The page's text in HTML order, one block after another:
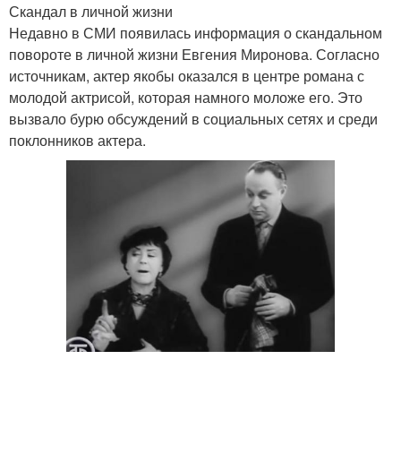
Скандал в личной жизни
Недавно в СМИ появилась информация о скандальном
повороте в личной жизни Евгения Миронова. Согласно
источникам, актер якобы оказался в центре романа с
молодой актрисой, которая намного моложе его. Это
вызвало бурю обсуждений в социальных сетях и среди
поклонников актера.